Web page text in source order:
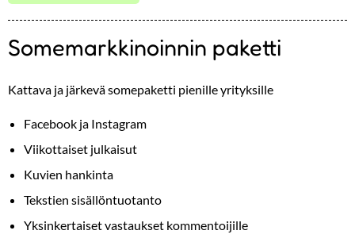
Somemarkkinoinnin paketti
Kattava ja järkevä somepaketti pienille yrityksille
Facebook ja Instagram
Viikottaiset julkaisut
Kuvien hankinta
Tekstien sisällöntuotanto
Yksinkertaiset vastaukset kommentoijille